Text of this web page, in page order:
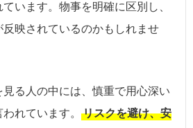
います。物事を明確に区別し、
映されているのかもしれませ
る人の中には、慎重で用心深い
れています。
リスクを避け、安